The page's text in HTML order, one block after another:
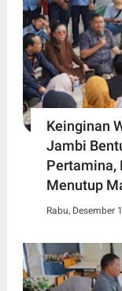
Keinginan
Jambi
Pertamina,
Menutup
Rabu, Desember